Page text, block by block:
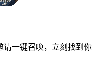
一键召唤，立刻找到你